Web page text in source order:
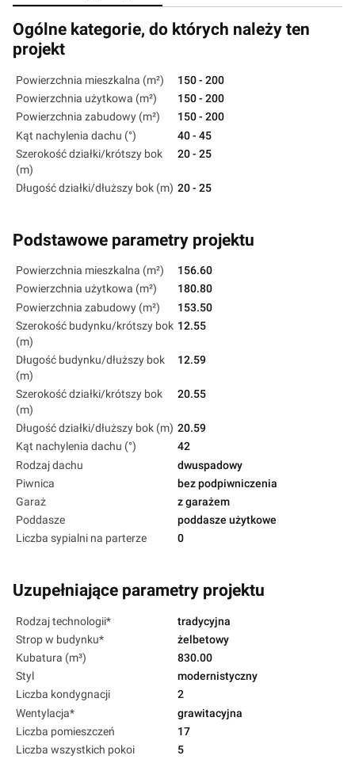
Ogólne kategorie, do których należy ten
projekt
Powierzchnia mieszkalna (m²)
150 - 200
Powierzchnia użytkowa (m²)
150 - 200
Powierzchnia zabudowy (m²)
150 - 200
Kąt nachylenia dachu (°)
40 - 45
Szerokość działki/krótszy bok
(m)
20 - 25
Długość działki/dłuższy bok (m) 20 - 25
Podstawowe parametry projektu
Powierzchnia mieszkalna (m²)
156.60
Powierzchnia użytkowa (m²)
180.80
Powierzchnia zabudowy (m²)
153.50
Szerokość budynku/krótszy bok
(m)
12.55
Długość budynku/dłuższy bok
(m)
12.59
Szerokość działki/krótszy bok
(m)
20.55
Długość działki/dłuższy bok (m) 20.59
Kąt nachylenia dachu (°)
42
Rodzaj dachu
dwuspadowy
Piwnica
bez podpiwniczenia
Garaż
z garażem
Poddasze
poddasze użytkowe
Liczba sypialni na parterze
0
Uzupełniające parametry projektu
Rodzaj technologii*
tradycyjna
Strop w budynku*
żelbetowy
Kubatura (m³)
830.00
Styl
modernistyczny
Liczba kondygnacji
2
Wentylacja*
grawitacyjna
Liczba pomieszczeń
17
Liczba wszystkich pokoi
5